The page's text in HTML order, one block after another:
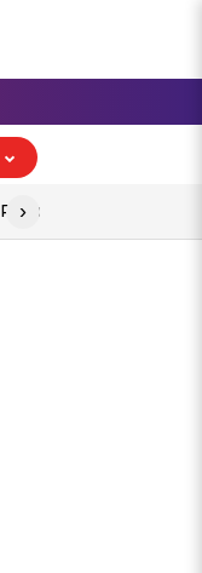
Piala Aff 2026
›